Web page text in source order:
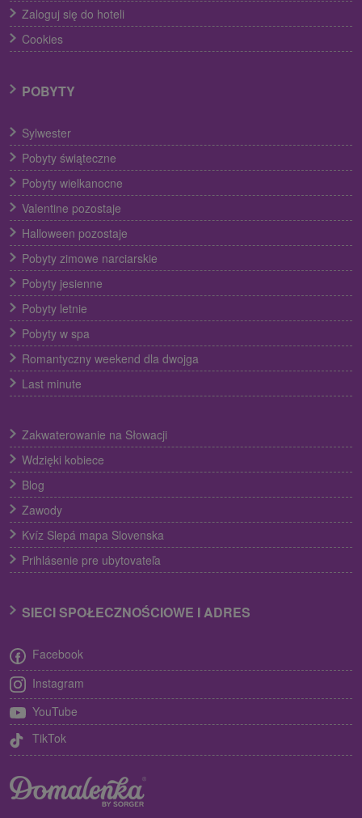
Zaloguj się do hoteli
Cookies
POBYTY
Sylwester
Pobyty świąteczne
Pobyty wielkanocne
Valentine pozostaje
Halloween pozostaje
Pobyty zimowe narciarskie
Pobyty jesienne
Pobyty letnie
Pobyty w spa
Romantyczny weekend dla dwojga
Last minute
Zakwaterowanie na Słowacji
Wdzięki kobiece
Blog
Zawody
Kvíz Slepá mapa Slovenska
Prihlásenie pre ubytovateľa
SIECI SPOŁECZNOŚCIOWE I ADRES
Facebook
Instagram
YouTube
TikTok